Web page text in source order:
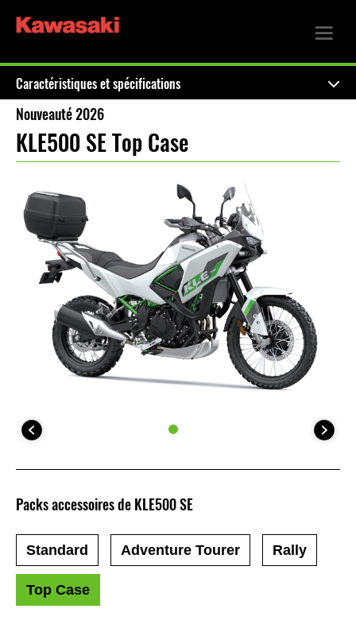
Caractéristiques et spécifications
Nouveauté 2026
KLE500 SE Top Case
Packs accessoires de KLE500 SE
Standard Adventure Tourer Rally
Top Case